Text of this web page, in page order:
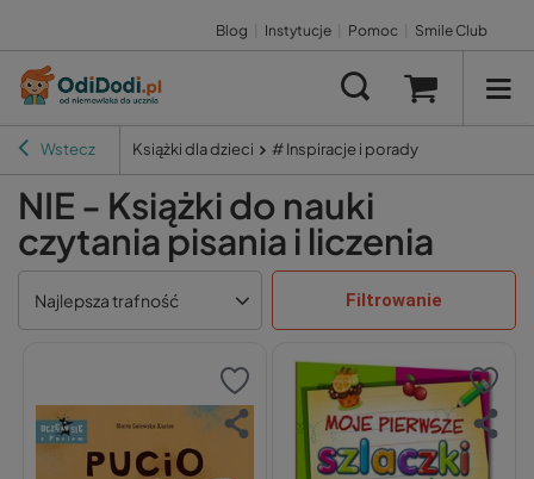
Blog Instytucje Pomoc Smile Club
Wstecz Książki dla dzieci # Inspiracje i porady
NIE - Książki do nauki
czytania pisania i liczenia
Najlepsza trafność Filtrowanie